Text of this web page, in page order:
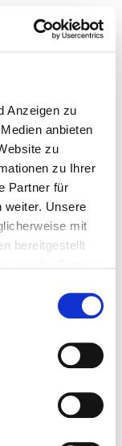
Anzeigen zu
anbieten
zu
zu Ihrer
Partner für
weiter. Unsere
mit
bereitgestellt